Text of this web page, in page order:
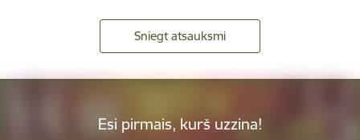
Sniegt atsauksmi
Esi pirmais, kurš uzzina!